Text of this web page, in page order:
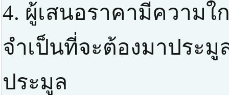
4. ผู้เสนอราคามีความ
จำเป็นที่จะต้องมาประ
ประมูล